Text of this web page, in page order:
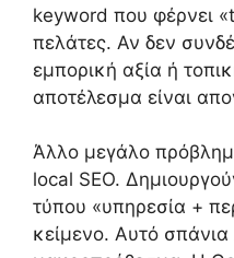
keyword που φέρνει
πελάτες. Αν δεν
εμπορική αξία ή
αποτέλεσμα είναι
Άλλο μεγάλο
local SEO.
τύπου «υπηρεσία +
κείμενο. Αυτό σπάνια